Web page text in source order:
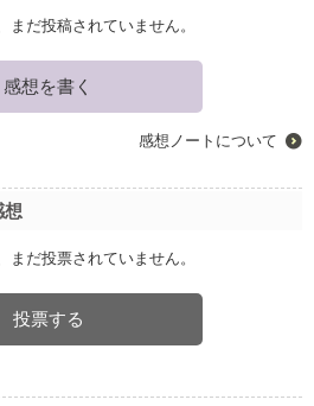
まだ投稿されていません。
感想を書く
感想ノートについて
想
まだ投票されていません。
投票する